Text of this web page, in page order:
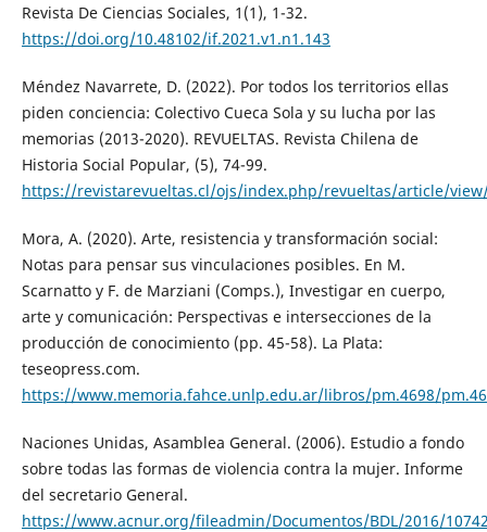
Revista De Ciencias Sociales, 1(1), 1-32.
https://doi.org/10.48102/if.2021.v1.n1.143
Méndez Navarrete, D. (2022). Por todos los territorios ellas
piden conciencia: Colectivo Cueca Sola y su lucha por las
memorias (2013-2020). REVUELTAS. Revista Chilena de
Historia Social Popular, (5), 74-99.
https://revistarevueltas.cl/ojs/index.php/revueltas/article/
Mora, A. (2020). Arte, resistencia y transformación social:
Notas para pensar sus vinculaciones posibles. En M.
Scarnatto y F. de Marziani (Comps.), Investigar en cuerpo,
arte y comunicación: Perspectivas e intersecciones de la
producción de conocimiento (pp. 45-58). La Plata:
teseopress.com.
https://www.memoria.fahce.unlp.edu.ar/libros/pm.4698/
Naciones Unidas, Asamblea General. (2006). Estudio a fondo
sobre todas las formas de violencia contra la mujer. Informe
del secretario General.
https://www.acnur.org/fileadmin/Documentos/BDL/2016/